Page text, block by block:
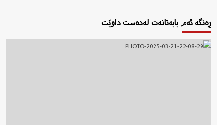
ڕەنگە ئەم بابەتانەت لەدەست داوێت